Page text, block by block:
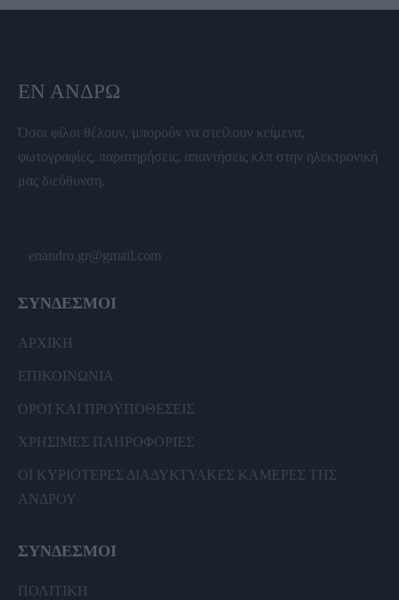
ΕΝ ΆΝΔΡΩ
Όσοι φίλοι θέλουν, μπορούν να στείλουν κείμενα,
φωτογραφίες, παρατηρήσεις, απαντήσεις κλπ στην ηλεκτρονική
μας διεύθυνση.
enandro.gr@gmail.com
ΣΥΝΔΕΣΜΟΙ
ΑΡΧΙΚΗ
ΕΠΙΚΟΙΝΩΝΙΑ
ΟΡΟΙ ΚΑΙ ΠΡΟΫΠΟΘΕΣΕΙΣ
ΧΡΗΣΙΜΕΣ ΠΛΗΡΟΦΟΡΙΕΣ
ΟΙ ΚΥΡΙΟΤΕΡΕΣ ΔΙΑΔΥΚΤΥΑΚΕΣ ΚΑΜΕΡΕΣ ΤΗΣ
ΑΝΔΡΟΥ
ΣΥΝΔΕΣΜΟΙ
ΠΟΛΙΤΙΚΗ